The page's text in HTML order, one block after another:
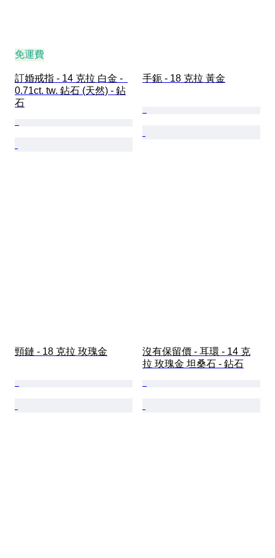
免運費
訂婚戒指 - 14 克拉 白金 -
0.71ct. tw. 鉆石 (天然) - 鉆
石
手鈪 - 18 克拉 黃金
頸鏈 - 18 克拉 玫瑰金
沒有保留價 - 耳環 - 14 克
拉 玫瑰金 坦桑石 - 鉆石